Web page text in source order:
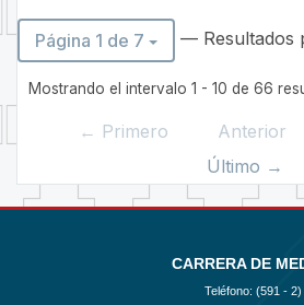
Página 1 de 7 — Resultados
Mostrando el intervalo 1 - 10 de 66
← Primero Anterior
Último →
CARRERA DE
Teléfono: (591 - 2)